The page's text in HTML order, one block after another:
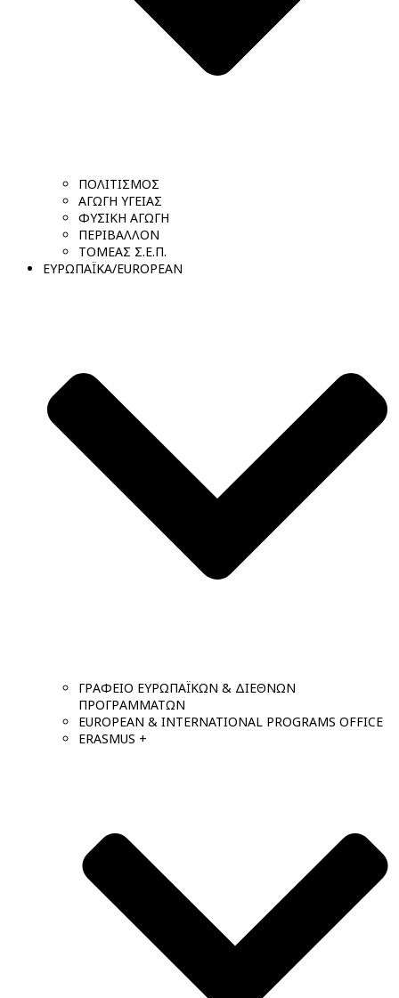
ΠΟΛΙΤΙΣΜΟΣ
ΑΓΩΓΗ ΥΓΕΙΑΣ
ΦΥΣΙΚΗ ΑΓΩΓΗ
ΠΕΡΙΒΑΛΛΟΝ
ΤΟΜΕΑΣ Σ.Ε.Π.
ΕΥΡΩΠΑΪΚΑ/EUROPEAN
ΓΡΑΦΕΙΟ ΕΥΡΩΠΑΪΚΩΝ & ΔΙΕΘΝΩΝ
ΠΡΟΓΡΑΜΜΑΤΩΝ
EUROPEAN & INTERNATIONAL PROGRAMS OFFICE
ERASMUS +